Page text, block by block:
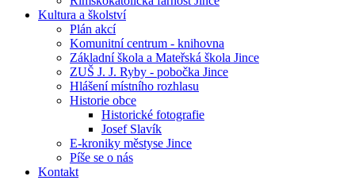
Kultura a školství
Plán akcí
Komunitní centrum - knihovna
Základní škola a Mateřská škola Jince
ZUŠ J. J. Ryby - pobočka Jince
Hlášení místního rozhlasu
Historie obce
Historické fotografie
Josef Slavík
E-kroniky městyse Jince
Píše se o nás
Kontakt